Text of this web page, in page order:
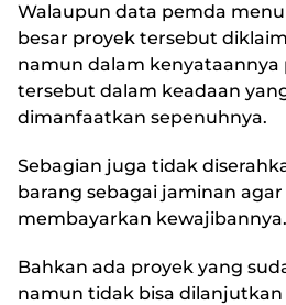
Walaupun data pemda
besar proyek tersebut
namun dalam kenyataannya
tersebut dalam keadaan
dimanfaatkan sepenuhnya.
Sebagian juga tidak
barang sebagai jaminan
membayarkan kewajibannya.
Bahkan ada proyek yang
namun tidak bisa